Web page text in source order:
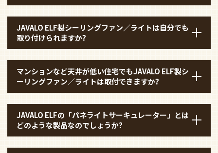
JAVALO ELF製シーリングファン／ライトは自分でも
取り付けられますか?
マンションなど天井が低い住宅でもJAVALO ELF製シ
ーリングファン／ライトは取付できますか?
JAVALO ELFの「パネライトサーキュレーター」とは
どのような製品なのでしょうか?